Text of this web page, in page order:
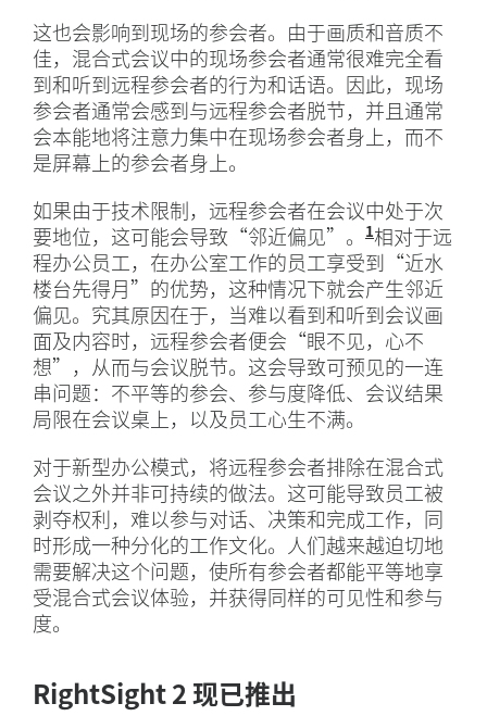
这也会影响到现场的参会者。由于画质和音质不
佳，混合式会议中的现场参会者通常很难完全看
到和听到远程参会者的行为和话语。因此，现场
参会者通常会感到与远程参会者脱节，并且通常
会本能地将注意力集中在现场参会者身上，而不
是屏幕上的参会者身上。
如果由于技术限制，远程参会者在会议中处于次
要地位，这可能会导致“邻近偏见”。
1相对于远
程办公员工，在办公室工作的员工享受到“近水
楼台先得月”的优势，这种情况下就会产生邻近
偏见。究其原因在于，当难以看到和听到会议画
面及内容时，远程参会者便会“眼不见，心不
想”，从而与会议脱节。这会导致可预见的一连
串问题：不平等的参会、参与度降低、会议结果
局限在会议桌上，以及员工心生不满。
对于新型办公模式，将远程参会者排除在混合式
会议之外并非可持续的做法。这可能导致员工被
剥夺权利，难以参与对话、决策和完成工作，同
时形成一种分化的工作文化。人们越来越迫切地
需要解决这个问题，使所有参会者都能平等地享
受混合式会议体验，并获得同样的可见性和参与
度。
RightSight 2 现已推出